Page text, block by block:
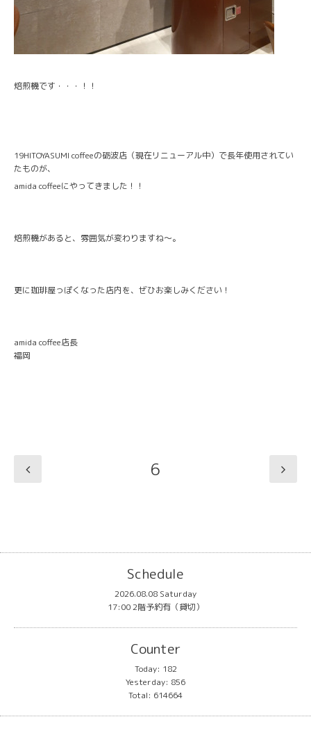
焙煎機です・・・！！
19HITOYASUMI coffeeの砺波店（現在リニューアル中）で長年使用されてい
たものが、
amida coffeeにやってきました！！
焙煎機があると、雰囲気が変わりますね〜。
更に珈琲屋っぽくなった店内を、ぜひお楽しみください！
amida coffee店長
福岡
6
Schedule
2026.08.08 Saturday
17:00 2階予約有（貸切）
Counter
Today: 182
Yesterday: 856
Total: 614664